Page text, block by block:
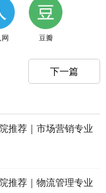
网 豆瓣
下一篇
推荐｜市场营销专业
推荐｜物流管理专业